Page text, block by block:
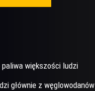
paliwa większości ludzi
głównie z węglowodanów